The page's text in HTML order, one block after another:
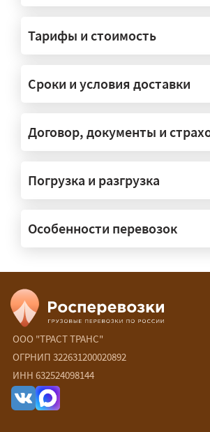
— На тралах и
платформах,
крупногабаритную
конструкции. Транспорт
под конкретные размеры и
сопровождение?
организуем. Потребность
прикрытия зависит от
груза и маршрута; это
Сколько стоит
негабарита?
— От 90 ₽/км. Точная
рассчитывается
влияют габариты и
Тарифы и стоимость
Сроки и условия доставки
Договор, документы и
Погрузка и разгрузка
Особенности перевозок
ООО "ТРАСТ ТРАНС"
ОГРНИП 322631200020892
ИНН 632524098144